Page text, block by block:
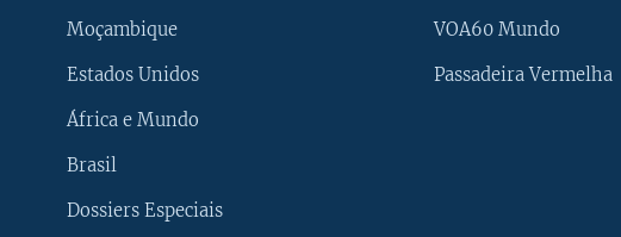
Moçambique
Estados Unidos
África e Mundo
Brasil
Dossiers Especiais
VOA60 Mundo
Passadeira Vermelha